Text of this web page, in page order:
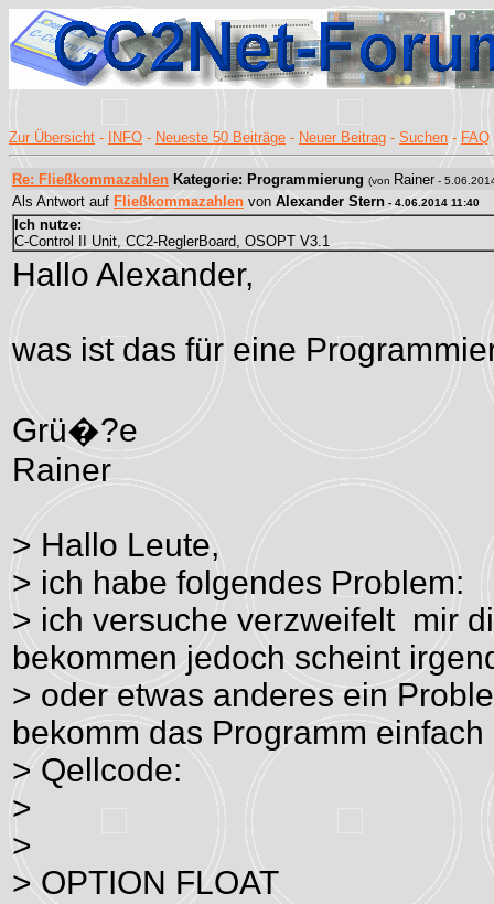
Zur Übersicht - INFO - Neueste 50 Beiträge - Neuer Beitrag - Suchen - FAQ
Re: Fließkommazahlen Kategorie: Programmierung (von Rainer -
Als Antwort auf Fließkommazahlen von Alexander Stern - 4.06.2014 11:40
Ich nutze:
C-Control II Unit, CC2-ReglerBoard, OSOPT V3.1
Hallo Alexander,
was ist das für eine
Grü�?e
Rainer
> Hallo Leute,
> ich habe folgendes Problem:
> ich versuche verzweifelt mir
bekommen jedoch scheint
> oder etwas anderes ein
bekomm das Programm
> Qellcode:
>
>
> OPTION FLOAT